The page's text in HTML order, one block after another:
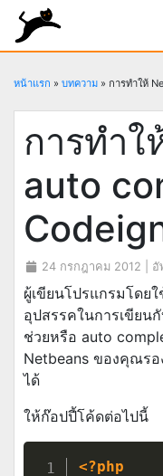
หน้าแรก » บทความ » การทำให้
การทำ
auto
24 กรกฎาคม 2012 | อั
ผู้เขียนโปรแกรมโดย
อุปสรรคในการเขียน
ช่วยหรือ auto
Netbeans ของคุณร
ได้
ให้ก๊อปปี้โค้ดต่อไปนี้
<?php